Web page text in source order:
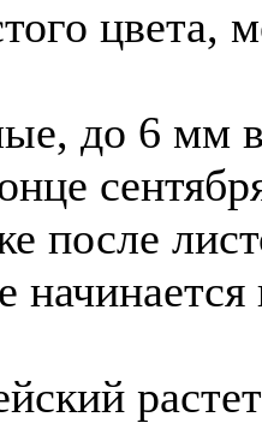
до 6 мм
после